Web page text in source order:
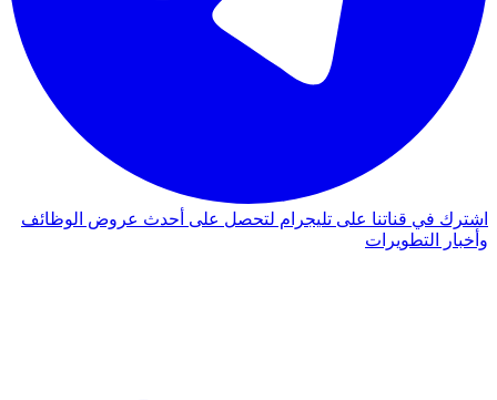
اشترك في قناتنا على تليجرام لتحصل على أحدث عروض الوظائف
وأخبار التطويرات